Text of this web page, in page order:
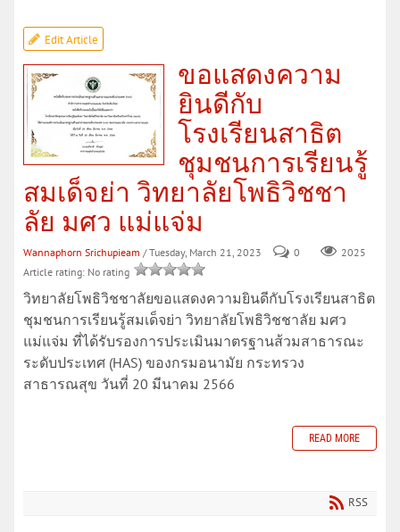
Edit Article
ขอแสดงความ
ยินดีกับ
โรงเรียนสาธิต
ชุมชนการเรียนรู้
สมเด็จย่า วิทยาลัยโพธิวิชชา
ลัย มศว แม่แจ่ม
Wannaphorn Srichupieam / Tuesday, March 21, 2023 0
2025
Article rating: No rating
วิทยาลัยโพธิวิชชาลัยขอแสดงความยินดีกับโรงเรียนสาธิต
ชุมชนการเรียนรู้สมเด็จย่า วิทยาลัยโพธิวิชชาลัย มศว
แม่แจ่ม ที่ได้รับรองการประเมินมาตรฐานส้วมสาธารณะ
ระดับประเทศ (HAS) ของกรมอนามัย กระทรวง
สาธารณสุข วันที่ 20 มีนาคม 2566
READ MORE
RSS